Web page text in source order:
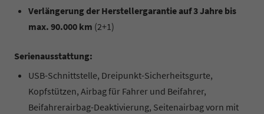
Verlängerung der Herstellergarantie auf 3 Jahre bis
max. 90.000 km (2+1)
Serienausstattung:
USB-Schnittstelle, Dreipunkt-Sicherheitsgurte,
Kopfstützen, Airbag für Fahrer und Beifahrer,
Beifahrerairbag-Deaktivierung, Seitenairbag vorn mit